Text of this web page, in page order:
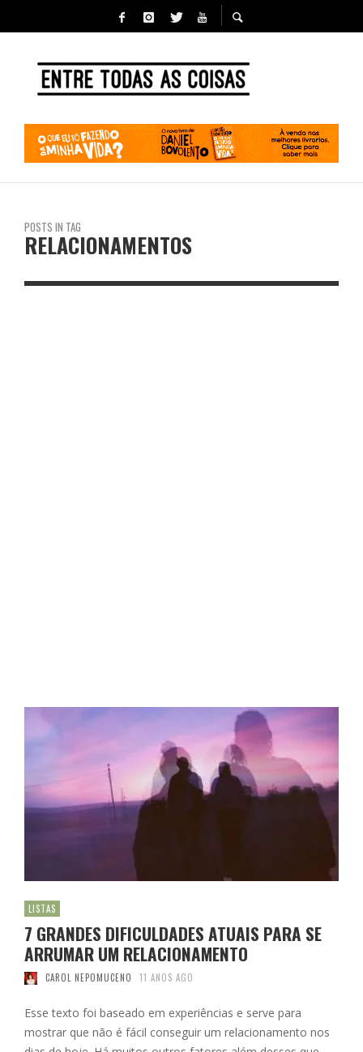
POSTS IN TAG
RELACIONAMENTOS
LISTAS
7 GRANDES DIFICULDADES ATUAIS PARA SE
ARRUMAR UM RELACIONAMENTO
CAROL NEPOMUCENO 11 ANOS AGO
Esse texto foi baseado em experiências e serve para
mostrar que não é fácil conseguir um relacionamento nos